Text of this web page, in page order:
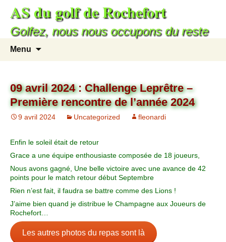
AS du golf de Rochefort
Golfez, nous nous occupons du reste
Menu
09 avril 2024 : Challenge Leprêtre –
Première rencontre de l’année 2024
9 avril 2024 Uncategorized fleonardi
Enfin le soleil était de retour
Grace a une équipe enthousiaste composée de 18 joueurs,
Nous avons gagné, Une belle victoire avec une avance de 42
points pour le match retour début Septembre
Rien n’est fait, il faudra se battre comme des Lions !
J’aime bien quand je distribue le Champagne aux Joueurs de
Rochefort…
Les autres photos du repas sont là